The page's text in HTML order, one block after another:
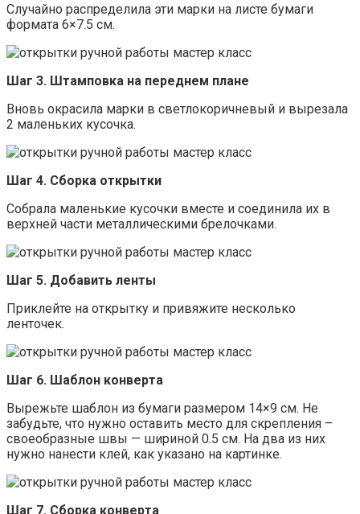
Случайно распределила эти марки на листе бумаги
формата 6×7.5 см.
Шаг 3. Штамповка на переднем плане
Вновь окрасила марки в светлокоричневый и вырезала
2 маленьких кусочка.
Шаг 4. Сборка открытки
Собрала маленькие кусочки вместе и соединила их в
верхней части металлическими брелочками.
Шаг 5. Добавить ленты
Приклейте на открытку и привяжите несколько
ленточек.
Шаг 6. Шаблон конверта
Вырежьте шаблон из бумаги размером 14×9 см. Не
забудьте, что нужно оставить место для скрепления –
своеобразные швы — шириной 0.5 см. На два из них
нужно нанести клей, как указано на картинке.
Шаг 7. Сборка конверта